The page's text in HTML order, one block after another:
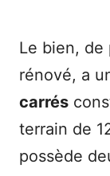
Le bien,
rénové, a
carrés
terrain de
possède